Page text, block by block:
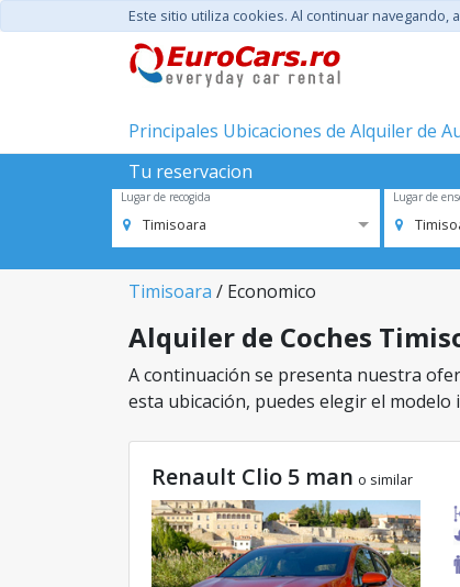
Este sitio utiliza cookies. Al continuar navegando,
Principales Ubicaciones de Alquiler de
Tu reservacion
Lugar de recogida
Timisoara
Lugar de
Timisoara / Economico
Alquiler de Coches
A continuación se presenta nuestra
esta ubicación, puedes elegir el modelo
Renault Clio 5 man o similar